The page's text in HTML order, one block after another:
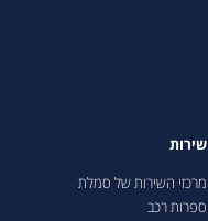
שירות
מרכזי השירות של סמלת
ספרות רכב